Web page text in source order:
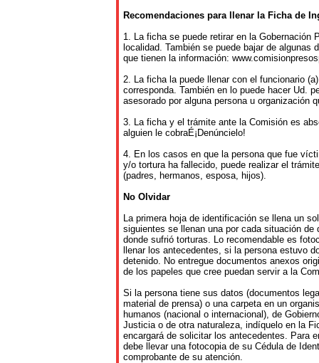
Recomendaciones para llenar la Ficha de
1. La ficha se puede retirar en la Gobernación
localidad. También se puede bajar de algunas
que tienen la información:
2. La ficha la puede llenar con el funcionario
corresponda. También en lo puede hacer Ud.
asesorado por alguna persona u organización
3. La ficha y el trámite ante la Comisión es
alguien le cobraÉ¡Denúncielo!
4. En los casos en que la persona que fue
y/o tortura ha fallecido, puede realizar el
(padres, hermanos, esposa, hijos).
No Olvidar
La primera hoja de identificación se llena un
siguientes se llenan una por cada situación de
donde sufrió torturas. Lo recomendable es
llenar los antecedentes, si la persona estuvo
detenido. No entregue documentos anexos
de los papeles que cree puedan servir a la
Si la persona tiene sus datos (documentos
material de prensa) o una carpeta en un
humanos (nacional o internacional), de
Justicia o de otra naturaleza, indíquelo en la
encargará de solicitar los antecedentes. Para
debe llevar una fotocopia de su Cédula de
comprobante de su atención.